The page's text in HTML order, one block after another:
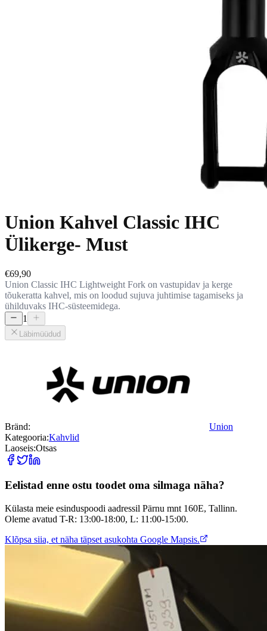
Union Kahvel Classic IHC
Ülikerge- Must
€69,90
Union Classic IHC Lightweight Fork on vastupidav ja kerge
tõukeratta kahvel, mis on loodud sujuva juhtimise tagamiseks ja
ühilduvaks IHC-süsteemidega.
1
Läbimüüdud
Bränd:
Union
Kategooria:Kahvlid
Laoseis:Otsas
Eelistad enne ostu toodet oma silmaga näha?
Külasta meie esinduspoodi aadressil Pärnu mnt 160E, Tallinn.
Oleme avatud T-R: 13:00-18:00, L: 11:00-15:00.
Klõpsa siia, et näha täpset asukohta Google Mapsis.